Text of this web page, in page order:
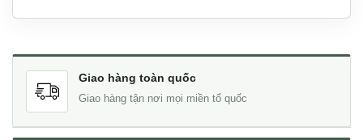
Giao hàng toàn quốc
Giao hàng tận nơi mọi miền tổ quốc